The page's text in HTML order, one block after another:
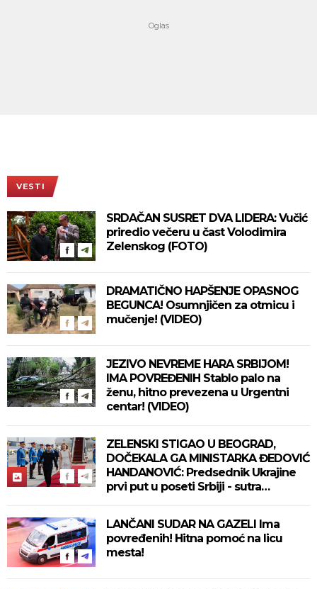
VESTI
SRDAČAN SUSRET DVA LIDERA: Vučić
priredio večeru u čast Volodimira
Zelenskog (FOTO)
DRAMATIČNO HAPŠENJE OPASNOG
BEGUNCA! Osumnjičen za otmicu i
mučenje! (VIDEO)
JEZIVO NEVREME HARA SRBIJOM!
IMA POVREĐENIH Stablo palo na
ženu, hitno prevezena u Urgentni
centar! (VIDEO)
ZELENSKI STIGAO U BEOGRAD,
DOČEKALA GA MINISTARKA ĐEDOVIĆ
HANDANOVIĆ: Predsednik Ukrajine
prvi put u poseti Srbiji - sutra
LANČANI SUDAR NA GAZELI Ima
povređenih! Hitna pomoć na licu
mesta!